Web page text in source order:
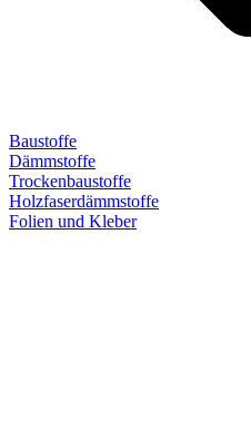
Baustoffe
Dämmstoffe
Trockenbaustoffe
Holzfaserdämmstoffe
Folien und Kleber